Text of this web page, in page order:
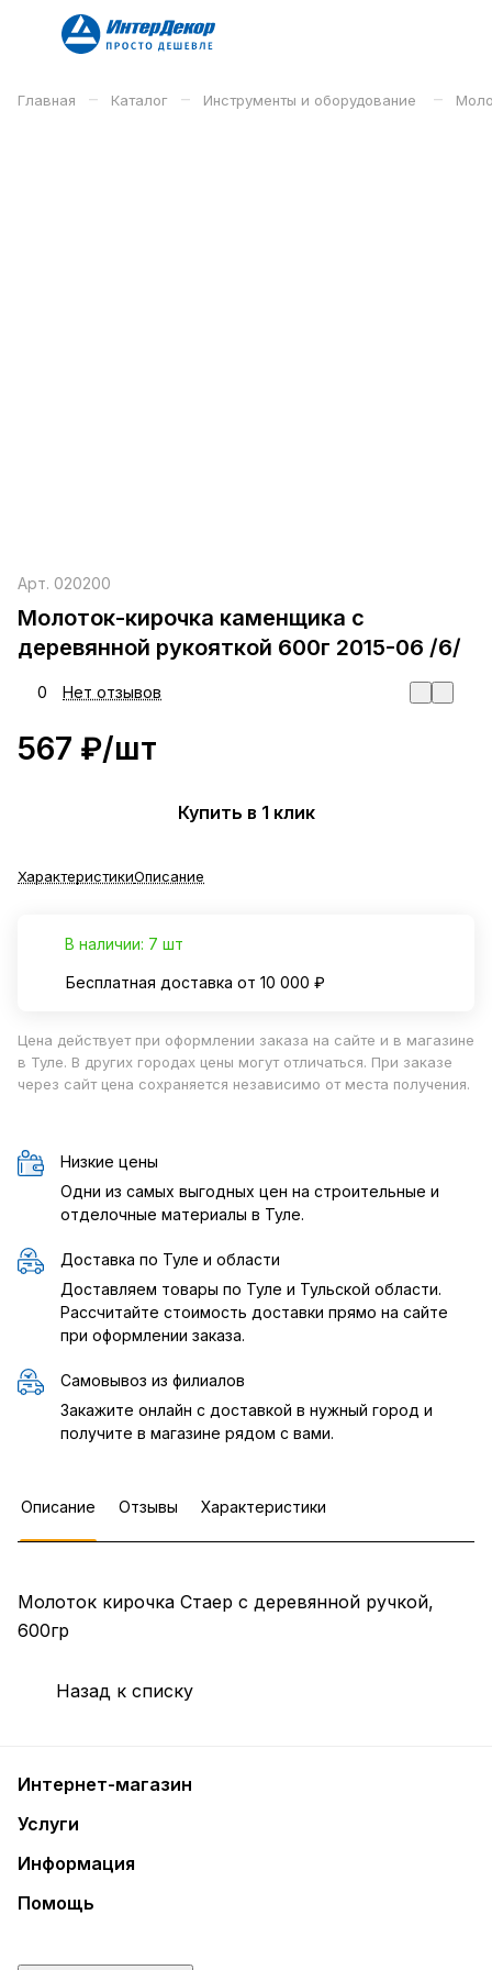
Главная – Каталог – Инструменты и оборудование –
Арт. 020200
Молоток-кирочка каменщика с
деревянной рукояткой 600г 2015-06 /6/
0 Нет отзывов
567 ₽/шт
Купить в 1 клик
ХарактеристикиОписание
В наличии: 7 шт
Бесплатная доставка от 10 000 ₽
Цена действует при оформлении заказа на сайте и в магазине
в Туле. В других городах цены могут отличаться. При заказе
через сайт цена сохраняется независимо от места получения.
Низкие цены
Одни из самых выгодных цен на строительные и
отделочные материалы в Туле.
Доставка по Туле и области
Доставляем товары по Туле и Тульской области.
Рассчитайте стоимость доставки прямо на сайте
при оформлении заказа.
Самовывоз из филиалов
Закажите онлайн с доставкой в нужный город и
получите в магазине рядом с вами.
Описание Отзывы Характеристики
Молоток кирочка Стаер с деревянной ручкой,
600гр
Назад к списку
Интернет-магазин
Услуги
Информация
Помощь